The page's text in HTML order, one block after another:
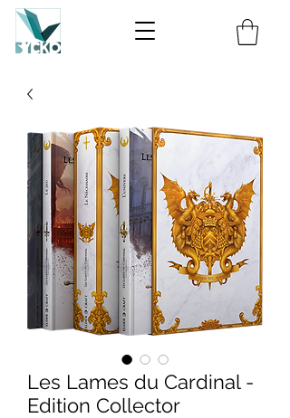
Les Lames du Cardinal -
Edition Collector